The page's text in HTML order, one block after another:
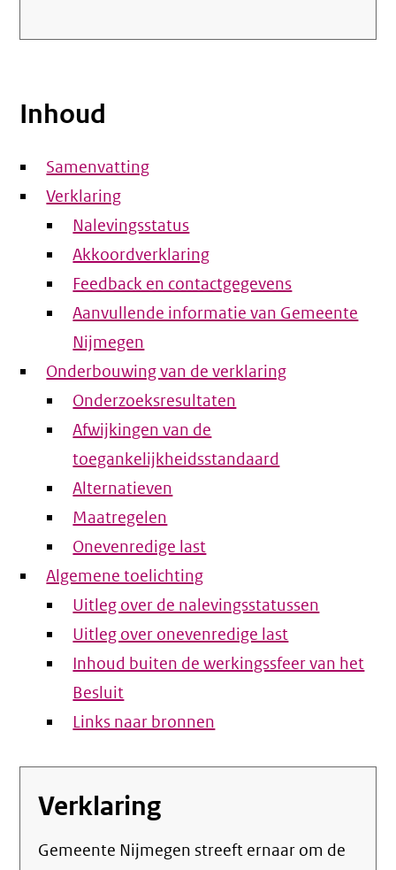
Inhoud
Samenvatting
Verklaring
Nalevingsstatus
Akkoordverklaring
Feedback en contactgegevens
Aanvullende informatie van Gemeente
Nijmegen
Onderbouwing van de verklaring
Onderzoeksresultaten
Afwijkingen van de
toegankelijkheidsstandaard
Alternatieven
Maatregelen
Onevenredige last
Algemene toelichting
Uitleg over de nalevingsstatussen
Uitleg over onevenredige last
Inhoud buiten de werkingssfeer van het
Besluit
Links naar bronnen
Verklaring
Gemeente Nijmegen streeft ernaar om de